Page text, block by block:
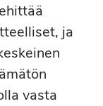
ja
vasta